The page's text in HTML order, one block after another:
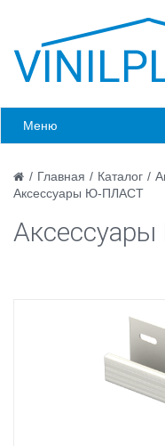
Меню
/ Главная / Каталог /
Аксессуары Ю-ПЛАСТ